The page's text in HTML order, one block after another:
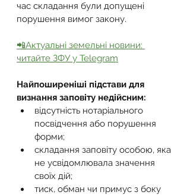
час складання були допущені
порушення вимог закону.
📲Актуальні земельні новини:
читайте ЗФУ у Telegram
Найпоширеніші підстави для
визнання заповіту недійсним:
відсутність нотаріального
посвідчення або порушення
форми;
складання заповіту особою, яка
не усвідомлювала значення
своїх дій;
тиск, обман чи примус з боку